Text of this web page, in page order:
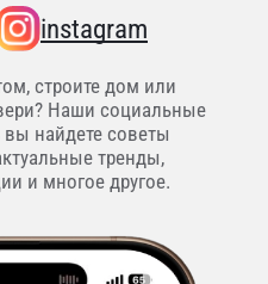
instagram
строите дом или
Наши социальные
найдете советы
тренды,
и многое другое.